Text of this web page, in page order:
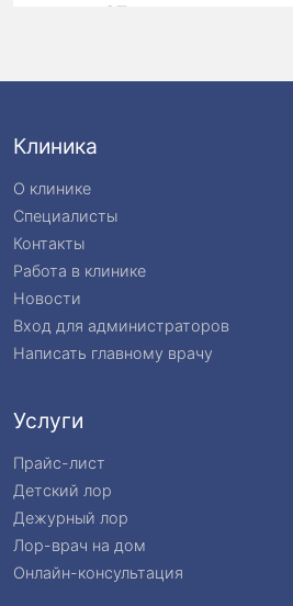
27 лет
Повторный прием: 6 300 ₽
Клиника
О клинике
Специалисты
Контакты
Работа в клинике
Новости
Вход для администраторов
Написать главному врачу
Услуги
Прайс-лист
Детский лор
Дежурный лор
Лор-врач на дом
Онлайн-консультация